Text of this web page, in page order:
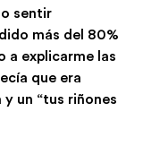
sentir
más del 80%
a explicarme las
que era
un “tus riñones